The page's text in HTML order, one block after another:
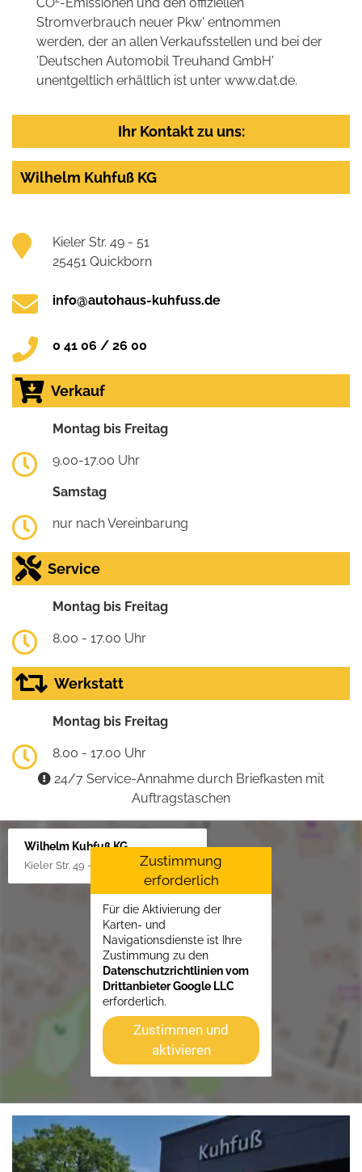
Stromverbrauch neuer Pkw' entnommen
werden, der an allen Verkaufsstellen und bei der
'Deutschen Automobil Treuhand GmbH'
unentgeltlich erhältlich ist unter www.dat.de.
Ihr Kontakt zu uns:
Wilhelm Kuhfuß KG
Kieler Str. 49 - 51
25451 Quickborn
info@autohaus-kuhfuss.de
0 41 06 / 26 00
Verkauf
Montag bis Freitag
9.00-17.00 Uhr
Samstag
nur nach Vereinbarung
Service
Montag bis Freitag
8.00 - 17.00 Uhr
Werkstatt
Montag bis Freitag
8.00 - 17.00 Uhr
24/7 Service-Annahme durch Briefkasten mit
Auftragstaschen
Wilhelm Kuhfuß KG
Kieler Str. 49 - 51, 25451 Quickborn
Zustimmung
erforderlich
Für die Aktivierung der
Karten- und
Navigationsdienste ist Ihre
Zustimmung zu den
Datenschutzrichtlinien vom
Drittanbieter Google LLC
erforderlich.
Zustimmen und
aktivieren